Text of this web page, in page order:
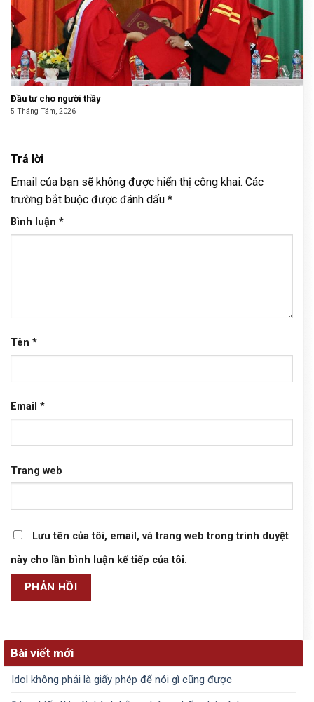
Đầu tư cho người thầy
5 Tháng Tám, 2026
Trả lời
Email của bạn sẽ không được hiển thị công khai. Các
trường bắt buộc được đánh dấu *
Bình luận *
Tên *
Email *
Trang web
Lưu tên của tôi, email, và trang web trong trình duyệt
này cho lần bình luận kế tiếp của tôi.
Bài viết mới
Idol không phải là giấy phép để nói gì cũng được